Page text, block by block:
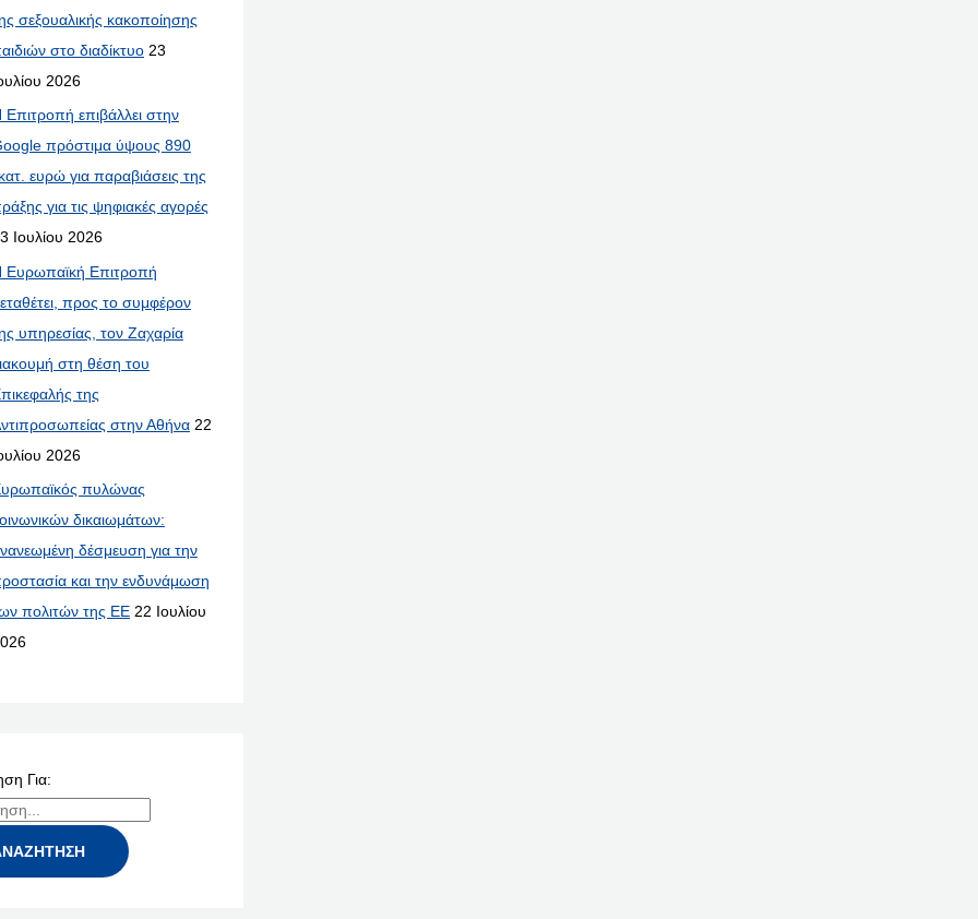
σεξουαλικής κακοποίησης
στο διαδίκτυο 23
2026
Επιτροπή επιβάλλει στην
πρόστιμα ύψους 890
ευρώ για παραβιάσεις της
για τις ψηφιακές αγορές
Ιουλίου 2026
Ευρωπαϊκή Επιτροπή
προς το συμφέρον
υπηρεσίας, τον Ζαχαρία
στη θέση του
της
στην Αθήνα 22
2026
πυλώνας
δικαιωμάτων:
δέσμευση για την
και την ενδυνάμωση
πολιτών της ΕΕ 22 Ιουλίου
Για: